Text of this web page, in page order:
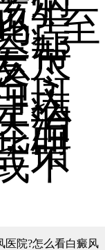
牢
? 至
症
帮
尽
，
斑
病
治
而
错
不
医院?怎么看白癜风